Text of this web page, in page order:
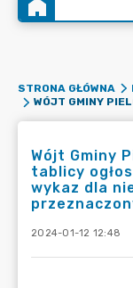
STRONA GŁÓWNA
Wójt Gminy
tablicy
wykaz dla
2024-01-12 12:48